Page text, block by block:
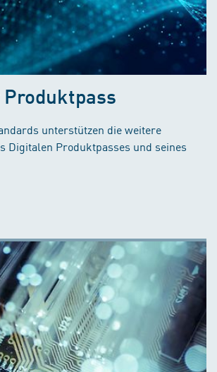
unterstützen die weitere
Digitalen Produktpasses und seines